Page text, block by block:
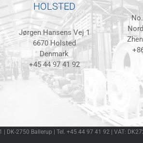
HOLSTED
Jørgen Hansens Vej 1
6670 Holsted
Denmark
+45 44 97 41 92
DK-2750 Ballerup | Tel. +45 44 97 41 92 | VAT: